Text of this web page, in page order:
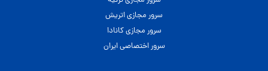
سرور مجازی اتریش
سرور مجازی کانادا
سرور اختصاصی ایران